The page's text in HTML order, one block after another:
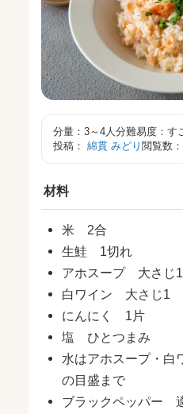
分量：3～4人分難易度：す
投稿： 綿貫 みどり 閲覧数
材料
米 2合
生鮭 1切れ
アホスープ 大さじ1
白ワイン 大さじ1
にんにく 1片
塩 ひとつまみ
水はアホスープ・
の目盛まで
ブラックペッパー